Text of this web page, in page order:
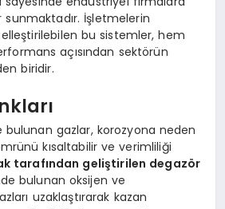
İşletmelerin
bu sistemler, hem
açısından sektörün
biridir.
bulunan gazlar, korozyona neden
kısaltabilir ve verimliliği
tarafından geliştirilen degazör
bulunan oksijen ve
uzaklaştırarak kazan